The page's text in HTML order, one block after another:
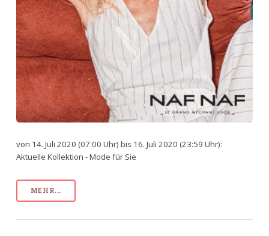
von 14. Juli 2020 (07:00 Uhr) bis 16. Juli 2020 (23:59 Uhr):
Aktuelle Kollektion - Mode für Sie
MEHR...